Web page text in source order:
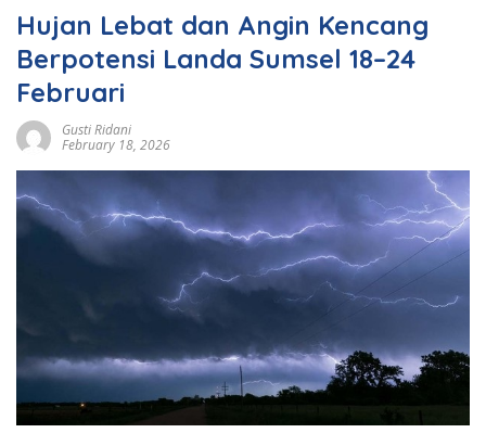
Hujan Lebat dan Angin Kencang
Berpotensi Landa Sumsel 18–24
Februari
Gusti Ridani
February 18, 2026